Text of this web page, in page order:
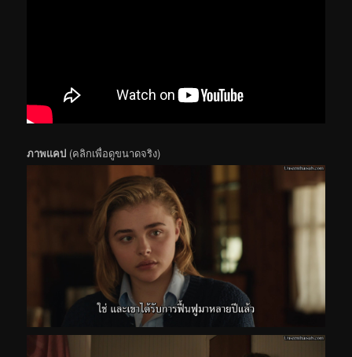
ภาพแคป (คลิกเพื่อดูขนาดจริง)